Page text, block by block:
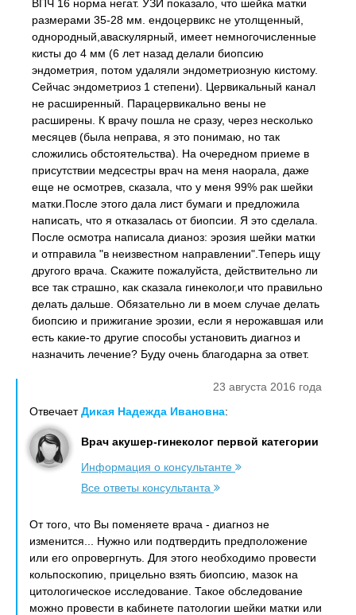
ВПЧ 16 норма негат. УЗИ показало, что шейка матки
размерами 35-28 мм. ендоцервикс не утолщенный,
однородный,аваскулярный, имеет немногочисленные
кисты до 4 мм (6 лет назад делали биопсию
эндометрия, потом удаляли эндометриозную кистому.
Сейчас эндометриоз 1 степени). Цервикальный канал
не расширенный. Парацервикально вены не
расширены. К врачу пошла не сразу, через несколько
месяцев (была неправа, я это понимаю, но так
сложились обстоятельства). На очередном приеме в
присутствии медсестры врач на меня наорала, даже
еще не осмотрев, сказала, что у меня 99% рак шейки
матки.После этого дала лист бумаги и предложила
написать, что я отказалась от биопсии. Я это сделала.
После осмотра написала дианоз: эрозия шейки матки
и отправила "в неизвестном направлении".Теперь ищу
другого врача. Скажите пожалуйста, действительно ли
все так страшно, как сказала гинеколог,и что правильно
делать дальше. Обязательно ли в моем случае делать
биопсию и прижигание эрозии, если я нерожавшая или
есть какие-то другие способы установить диагноз и
назначить лечение? Буду очень благодарна за ответ.
23 августа 2016 года
ОтвечаетДикая Надежда Ивановна:
Врач акушер-гинеколог первой категории
Информация о консультанте
Все ответы консультанта
От того, что Вы поменяете врача - диагноз не
изменится... Нужно или подтвердить предположение
или его опровергнуть. Для этого необходимо провести
кольпоскопию, прицельно взять биопсию, мазок на
цитологическое исследование. Такое обследование
можно провести в кабинете патологии шейки матки или